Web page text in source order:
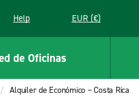
window
Help EUR (€)
de Oficinas
Alquiler de Económico – Costa Rica